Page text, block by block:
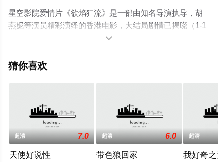
星空影院爱情片《欲焰狂流》是一部由知名导演执导，胡
燕妮等演员精彩演绎的香港电影，大结局剧情已揭晓（1-1
全集），手机免费观看高清无删减完整版电影大全就上星
情网等平台了解。

猜你喜欢
超清 7.0
天使好说性
超清 6.0
带色狼回家
超清
我好奇